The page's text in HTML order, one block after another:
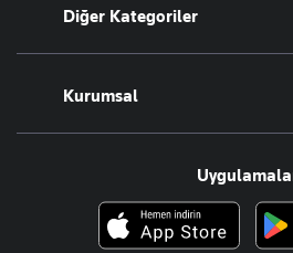
Tüm Yazarlar
Diğer Kategoriler
Magazin
Teknoloji
Resmî Ilanlar
Foto Haber
Kurumsal
Hakkımızda
Künye